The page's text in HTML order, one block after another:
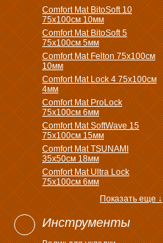
Comfort Mat BitoSoft 10
75x100см 10мм
Comfort Mat BitoSoft 5
75x100см 5мм
Comfort Mat Felton 75х100см
10мм
Comfort Mat Lock 4 75х100см
4мм
Comfort Mat ProLock
75х100см 6мм
Comfort Mat SoftWave 15
75х100см 15мм
Comfort Mat TSUNAMI
35х50см 18мм
Comfort Mat Ultra Lock
75х100см 6мм
Показать еще ↓
Инструменты